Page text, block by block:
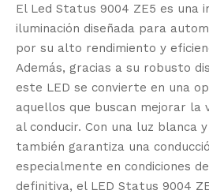
El Led Status 9004 ZE5 es una
iluminación diseñada para
por su alto rendimiento y
Además, gracias a su robusto
este LED se convierte en una
aquellos que buscan mejorar la
al conducir. Con una luz blanca
también garantiza una
especialmente en condiciones
definitiva, el LED Status 9004